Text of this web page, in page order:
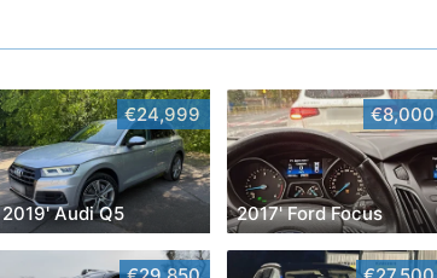
€24,999
2019' Audi Q5
€8,000
2017' Ford Focus